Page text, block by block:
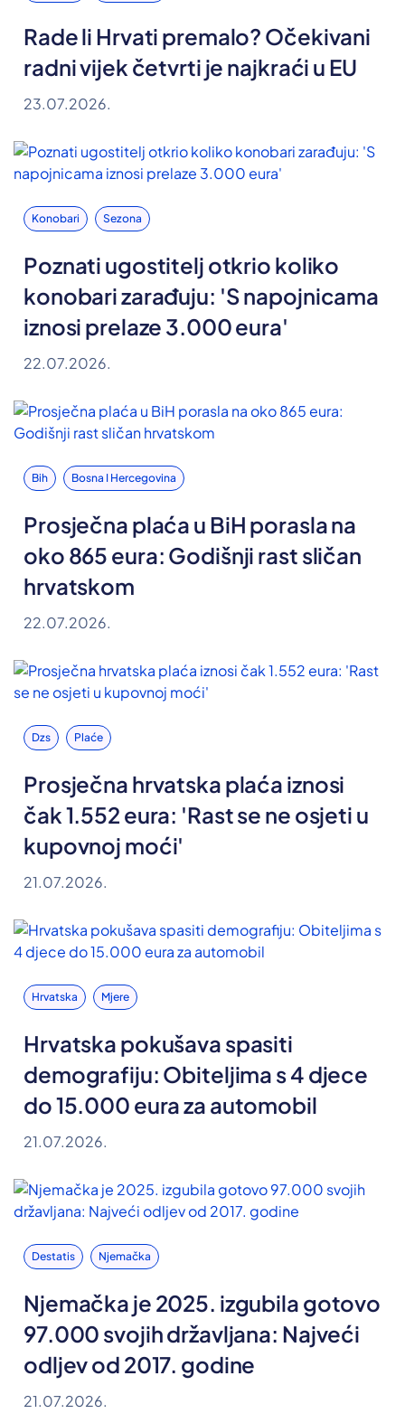
Rade li Hrvati premalo? Očekivani
radni vijek četvrti je najkraći u EU
23.07.2026.
Konobari Sezona
Poznati ugostitelj otkrio koliko
konobari zarađuju: 'S napojnicama
iznosi prelaze 3.000 eura'
22.07.2026.
Bih Bosna I Hercegovina
Prosječna plaća u BiH porasla na
oko 865 eura: Godišnji rast sličan
hrvatskom
22.07.2026.
Dzs Plaće
Prosječna hrvatska plaća iznosi
čak 1.552 eura: 'Rast se ne osjeti u
kupovnoj moći'
21.07.2026.
Hrvatska Mjere
Hrvatska pokušava spasiti
demografiju: Obiteljima s 4 djece
do 15.000 eura za automobil
21.07.2026.
Destatis Njemačka
Njemačka je 2025. izgubila gotovo
97.000 svojih državljana: Najveći
odljev od 2017. godine
21.07.2026.